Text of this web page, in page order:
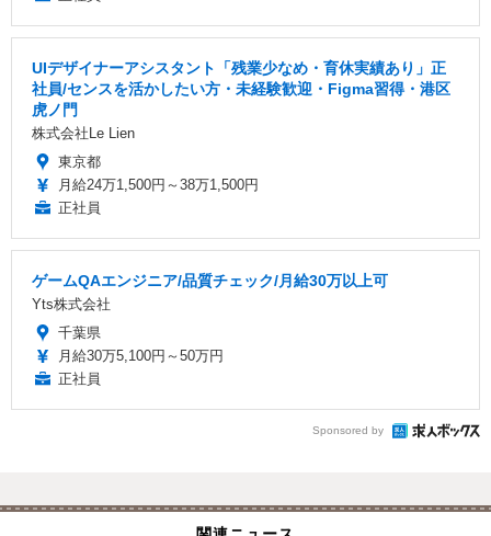
UIデザイナーアシスタント「残業少なめ・育休実績あり」正
社員/センスを活かしたい方・未経験歓迎・Figma習得・港区
虎ノ門
株式会社Le Lien
東京都
月給24万1,500円～38万1,500円
正社員
ゲームQAエンジニア/品質チェック/月給30万以上可
Yts株式会社
千葉県
月給30万5,100円～50万円
正社員
Sponsored by
関連ニュース